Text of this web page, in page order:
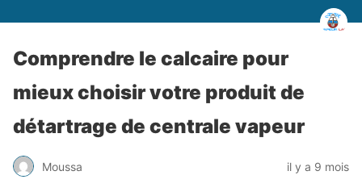
Comprendre le calcaire pour
mieux choisir votre produit de
détartrage de centrale vapeur
Moussa il y a 9 mois